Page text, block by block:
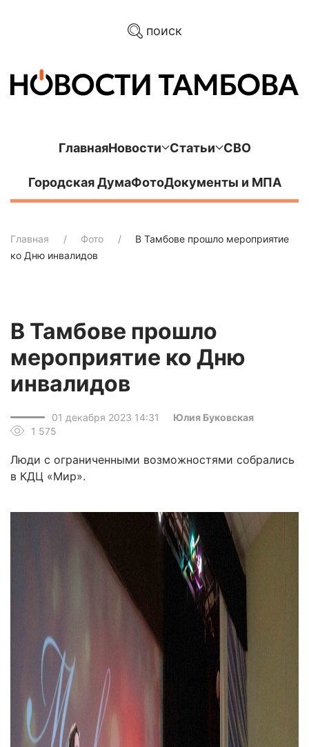
поиск
ГлавнаяНовости Статьи СВО
Городская ДумаФотоДокументы и МПА
Главная Фото
В Тамбове прошло мероприятие
ко Дню инвалидов
В Тамбове прошло
мероприятие ко Дню
инвалидов
01 декабря 2023 14:31
Юлия Буковская
1 575
Люди с ограниченными возможностями собрались
в КДЦ «Мир».